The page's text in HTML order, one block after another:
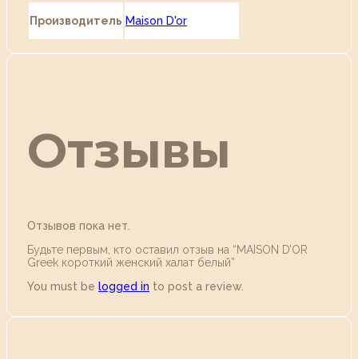
Производитель Maison D'or
Отзывы
Отзывов пока нет.
Будьте первым, кто оставил отзыв на “MAISON D’OR
Greek короткий женский халат белый”
You must be logged in to post a review.